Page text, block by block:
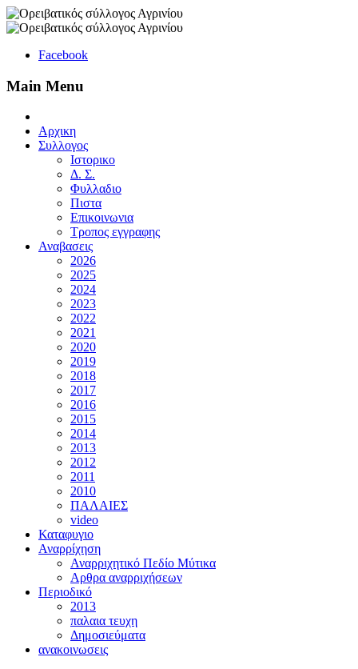
Facebook
Main Menu
Αρχικη
Συλλογος
Ιστορικο
Δ. Σ.
Φυλλαδιο
Πιστα
Επικοινωνια
Τροπος εγγραφης
Αναβασεις
2026
2025
2024
2023
2022
2021
2020
2019
2018
2017
2016
2015
2014
2013
2012
2011
2010
ΠΑΛΑΙΕΣ
video
Καταφυγιο
Αναρρίχηση
Αναρριχητικό Πεδίο Μύτικα
Αρθρα αναρριχήσεων
Περιοδικό
2013
παλαια τευχη
Δημοσιεύματα
ανακοινωσεις